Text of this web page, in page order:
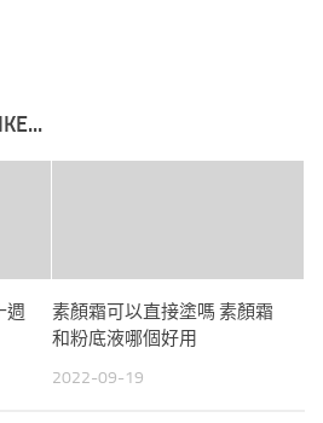
週
素顏霜可以直接塗嗎 素顏霜
和粉底液哪個好用
2022-09-19